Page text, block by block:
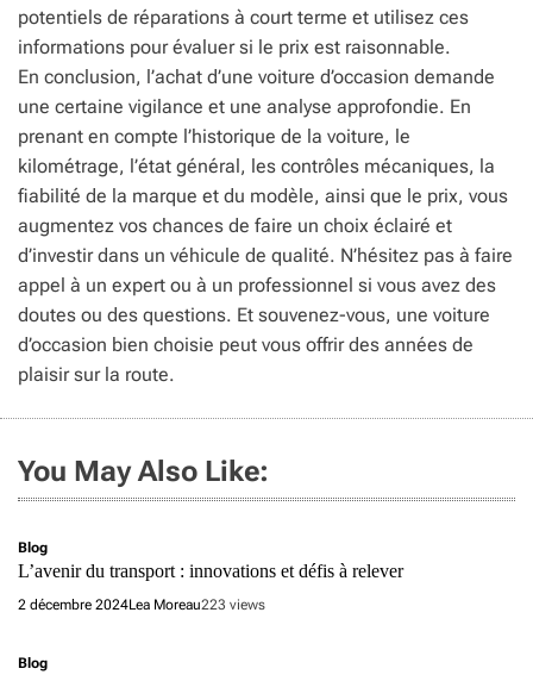
potentiels de réparations à court terme et utilisez ces
informations pour évaluer si le prix est raisonnable.
En conclusion, l’achat d’une voiture d’occasion demande
une certaine vigilance et une analyse approfondie. En
prenant en compte l’historique de la voiture, le
kilométrage, l’état général, les contrôles mécaniques, la
fiabilité de la marque et du modèle, ainsi que le prix, vous
augmentez vos chances de faire un choix éclairé et
d’investir dans un véhicule de qualité. N’hésitez pas à faire
appel à un expert ou à un professionnel si vous avez des
doutes ou des questions. Et souvenez-vous, une voiture
d’occasion bien choisie peut vous offrir des années de
plaisir sur la route.
You May Also Like:
Blog
L’avenir du transport : innovations et défis à relever
2 décembre 2024Lea Moreau223 views
Blog